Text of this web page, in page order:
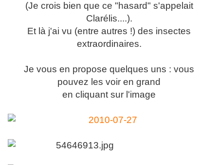
(Je crois bien que ce "hasard" s'appelait
Clarélis....).
Et là j'ai vu (entre autres !) des insectes
extraordinaires.
Je vous en propose quelques uns : vous
pouvez les voir en grand
en cliquant sur l'image